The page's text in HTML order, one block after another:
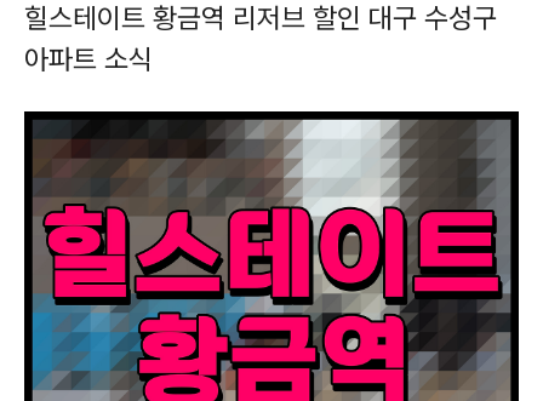
힐스테이트 황금역 리저브 할인 대구 수성구
아파트 소식